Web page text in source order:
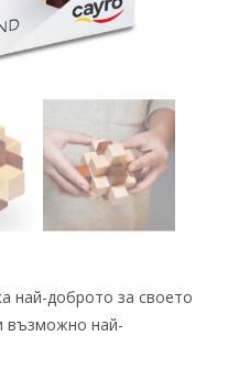
най-доброто за своето
възможно най-